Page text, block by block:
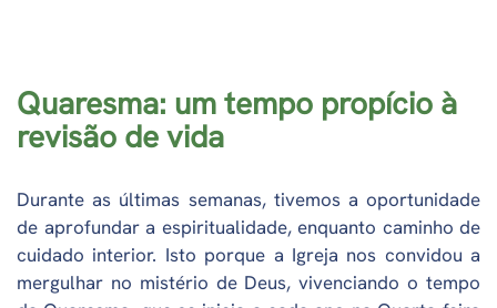
Quaresma: um tempo propício à
revisão de vida
Durante as últimas semanas, tivemos a oportunidade
de aprofundar a espiritualidade, enquanto caminho de
cuidado interior. Isto porque a Igreja nos convidou a
mergulhar no mistério de Deus, vivenciando o tempo